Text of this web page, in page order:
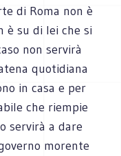
di Roma non è
è su di lei che si
non servirà
quotidiana
in casa e per
che riempie
servirà a dare
morente